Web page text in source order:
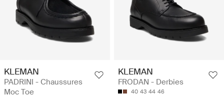
KLEMAN
PADRINI - Chaussures
Moc Toe
KLEMAN
FRODAN - Derbies
40 43 44 46